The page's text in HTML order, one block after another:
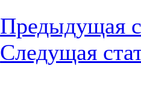
Предыдущая
Следущая